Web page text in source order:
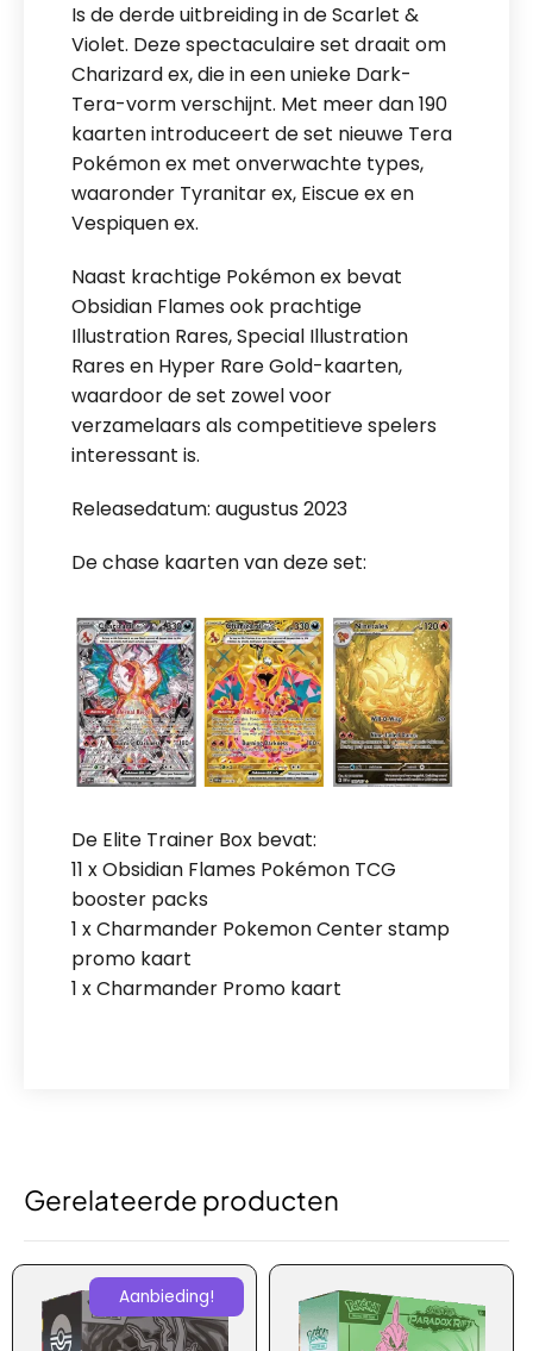
Is de derde uitbreiding in de Scarlet &
Violet. Deze spectaculaire set draait om
Charizard ex, die in een unieke Dark-
Tera-vorm verschijnt. Met meer dan 190
kaarten introduceert de set nieuwe Tera
Pokémon ex met onverwachte types,
waaronder Tyranitar ex, Eiscue ex en
Vespiquen ex.
Naast krachtige Pokémon ex bevat
Obsidian Flames ook prachtige
Illustration Rares, Special Illustration
Rares en Hyper Rare Gold-kaarten,
waardoor de set zowel voor
verzamelaars als competitieve spelers
interessant is.
Releasedatum: augustus 2023
De chase kaarten van deze set:
De Elite Trainer Box bevat:
11 x Obsidian Flames Pokémon TCG
booster packs
1 x Charmander Pokemon Center stamp
promo kaart
1 x Charmander Promo kaart
Gerelateerde producten
Aanbieding!